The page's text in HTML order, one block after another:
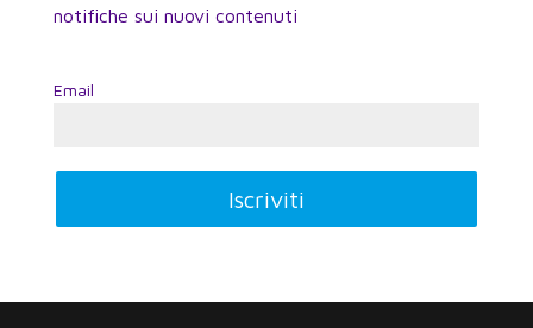
notifiche sui nuovi contenuti
Email